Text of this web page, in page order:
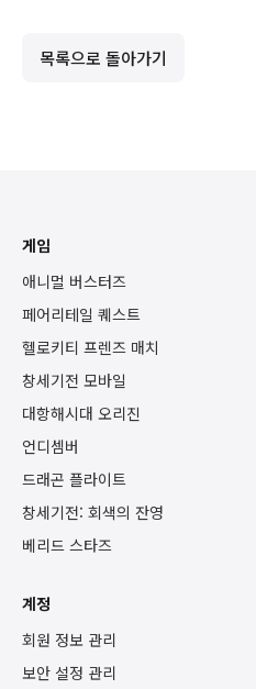
목록으로 돌아가기
게임
애니멀 버스터즈
페어리테일 퀘스트
헬로키티 프렌즈 매치
창세기전 모바일
대항해시대 오리진
언디셈버
드래곤 플라이트
창세기전: 회색의 잔영
베리드 스타즈
계정
회원 정보 관리
보안 설정 관리